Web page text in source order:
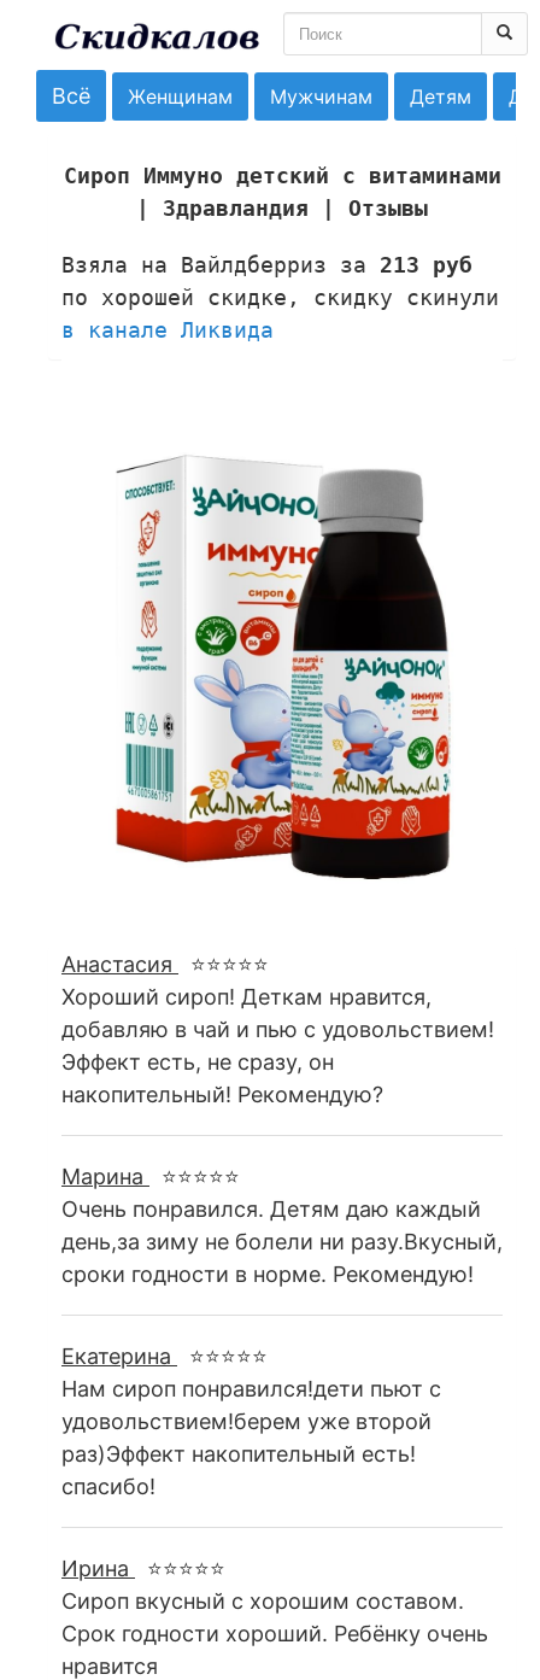
Всё Женщинам Мужчинам Детям
Сироп Иммуно детский с витаминами
| Здравландия | Отзывы
Взяла на Вайлдберриз за 213 руб
по хорошей скидке, скидку скинули
в канале Ликвида
Анастасия
⭐⭐⭐⭐⭐
Хороший сироп! Деткам нравится,
добавляю в чай и пью с удовольствием!
Эффект есть, не сразу, он
накопительный! Рекомендую?
Марина
⭐⭐⭐⭐⭐
Очень понравился. Детям даю каждый
день,за зиму не болели ни разу.Вкусный,
сроки годности в норме. Рекомендую!
Екатерина
⭐⭐⭐⭐⭐
Нам сироп понравился!дети пьют с
удовольствием!берем уже второй
раз)Эффект накопительный есть!
спасибо!
Ирина
⭐⭐⭐⭐⭐
Сироп вкусный с хорошим составом.
Срок годности хороший. Ребёнку очень
нравится